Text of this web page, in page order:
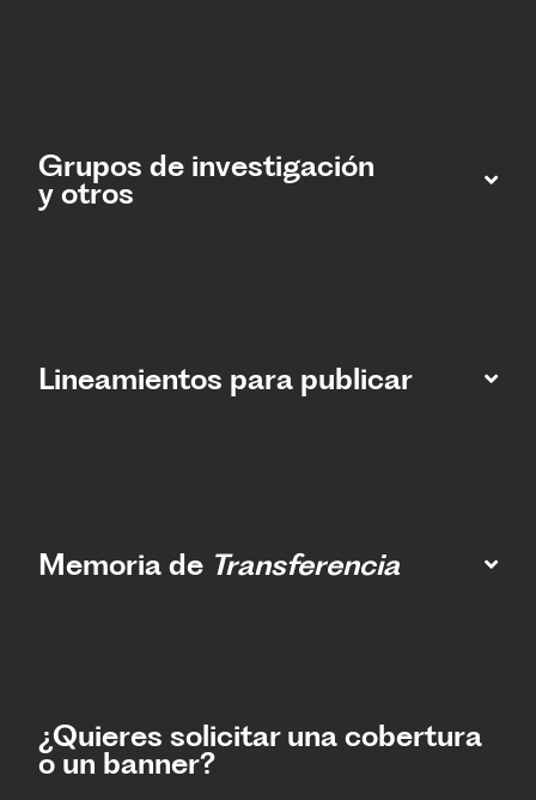
Grupos de investigación
y otros
Lineamientos para publicar
Memoria de Transferencia
¿Quieres solicitar una cobertura
o un banner?